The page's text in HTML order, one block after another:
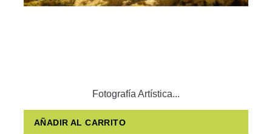
Fotografía Artística...
AÑADIR AL CARRITO